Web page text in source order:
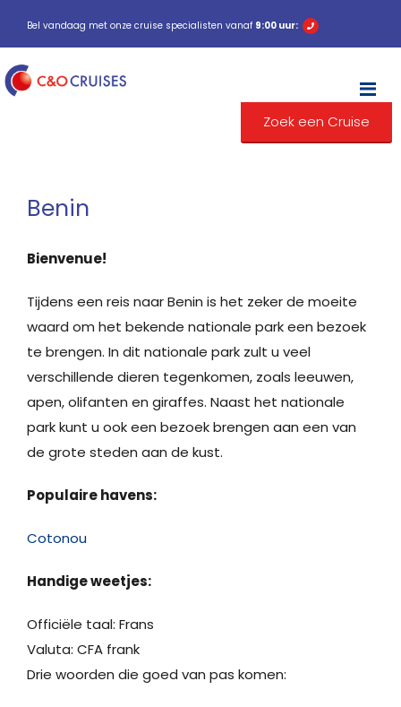
Bel vandaag met onze cruise specialisten vanaf 9:00 uur:
Zoek een Cruise
Benin
Bienvenue!
Tijdens een reis naar Benin is het zeker de moeite
waard om het bekende nationale park een bezoek
te brengen. In dit nationale park zult u veel
verschillende dieren tegenkomen, zoals leeuwen,
apen, olifanten en giraffes. Naast het nationale
park kunt u ook een bezoek brengen aan een van
de grote steden aan de kust.
Populaire havens:
Cotonou
Handige weetjes:
Officiële taal: Frans
Valuta: CFA frank
Drie woorden die goed van pas komen: